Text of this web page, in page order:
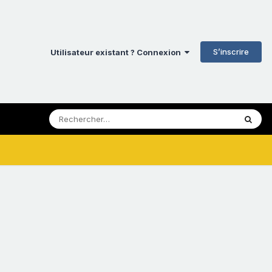
Utilisateur existant ? Connexion S’inscrire